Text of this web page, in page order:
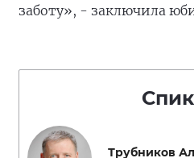
заботу», - заключила
Трубников